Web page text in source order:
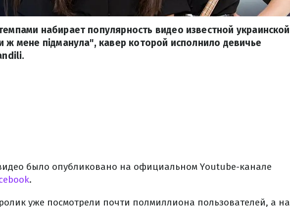
набирает популярность видео известной украинской
ж мене підманула", кавер которой исполнило девичье
было опубликовано на официальном Youtube-канале
.
уже посмотрели почти полмиллиона пользователей, а на